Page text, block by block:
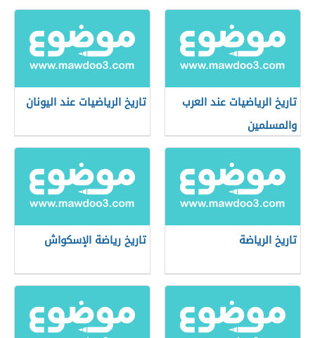
تاريخ الرياضيات عند العرب
والمسلمين
تاريخ الرياضيات عند اليونان
تاريخ الرياضة تاريخ رياضة الإسكواش